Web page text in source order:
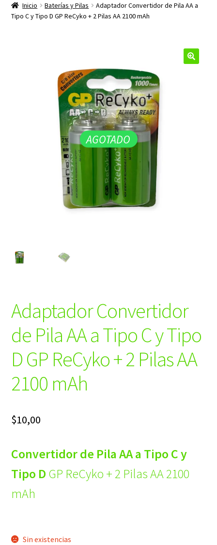
hijo
productos
Inicio Baterías y Pilas
Adaptador Convertidor de Pila AA a
Tipo C y Tipo D GP ReCyko + 2 Pilas AA 2100 mAh
AGOTADO
Adaptador Convertidor
de Pila AA a Tipo C y Tipo
D GP ReCyko + 2 Pilas AA
2100 mAh
$10,00
Convertidor de Pila AA a Tipo C y
Tipo D GP ReCyko + 2 Pilas AA 2100
mAh
Sin existencias